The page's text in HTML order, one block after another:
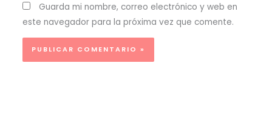
Guarda mi nombre, correo electrónico y web en
este navegador para la próxima vez que comente.